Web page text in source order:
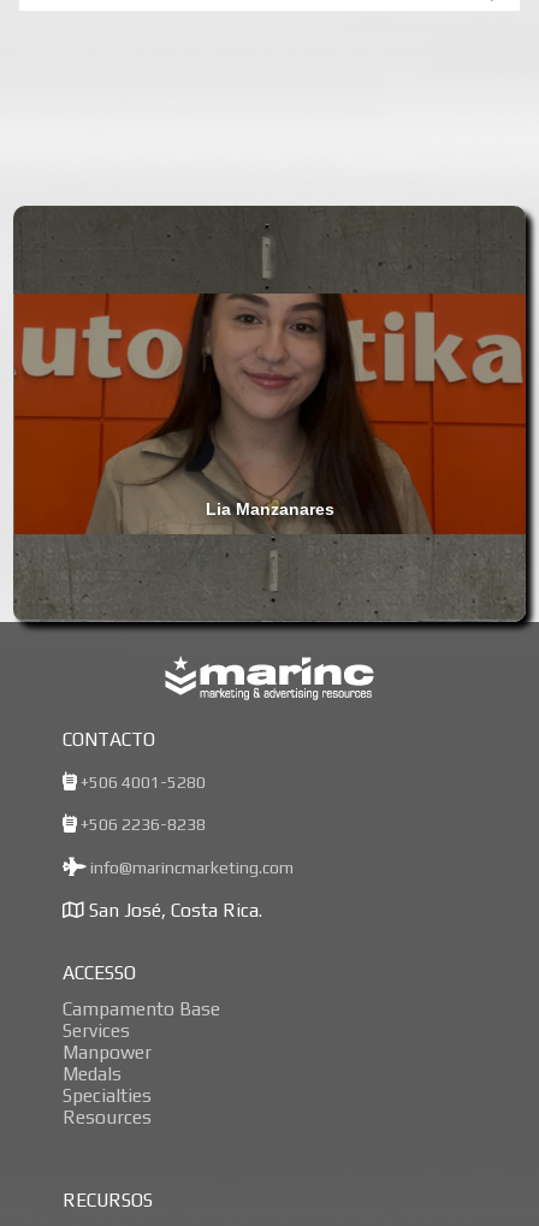
Lia Manzanares
CONTACTO
+506 4001-5280
+506 2236-8238
info@marincmarketing.com
San José, Costa Rica.
ACCESSO
Campamento Base
Services
Manpower
Medals
Specialties
Resources
RECURSOS